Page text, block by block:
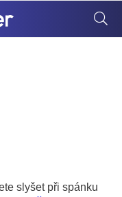
slyšet při spánku